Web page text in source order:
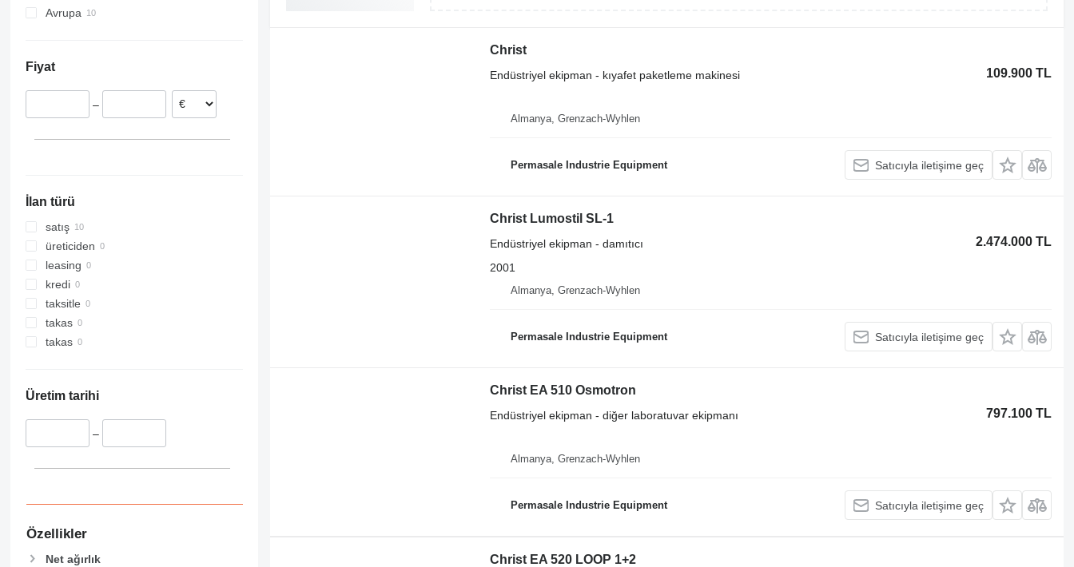
XRVS
StitchLiner
Avrupa
Fiyat
–
İlan türü
satış
üreticiden
leasing
kredi
taksitle
takas
takas
Üretim tarihi
–
Özellikler
Net ağırlık
Christ
109.900 TL
Endüstriyel ekipman - kıyafet paketleme makinesi
Almanya, Grenzach-Wyhlen
Permasale Industrie Equipment Satıcıyla iletişime geç
Christ Lumostil SL-1
2.474.000 TL
Endüstriyel ekipman - damıtıcı
2001
Almanya, Grenzach-Wyhlen
Permasale Industrie Equipment Satıcıyla iletişime geç
Christ EA 510 Osmotron
797.100 TL
Endüstriyel ekipman - diğer laboratuvar ekipmanı
Almanya, Grenzach-Wyhlen
Permasale Industrie Equipment Satıcıyla iletişime geç
Christ EA 520 LOOP 1+2